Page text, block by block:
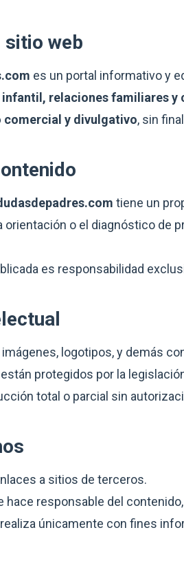
sitio web
es un portal informativo y
relaciones familiares y
comercial y divulgativo, sin
tiene un
orientación o el diagnóstico
es responsabilidad
logotipos, y demás
protegidos por la
total o parcial sin
a sitios de terceros.
hace responsable del
únicamente con fines